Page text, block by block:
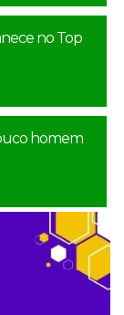
no Top
homem